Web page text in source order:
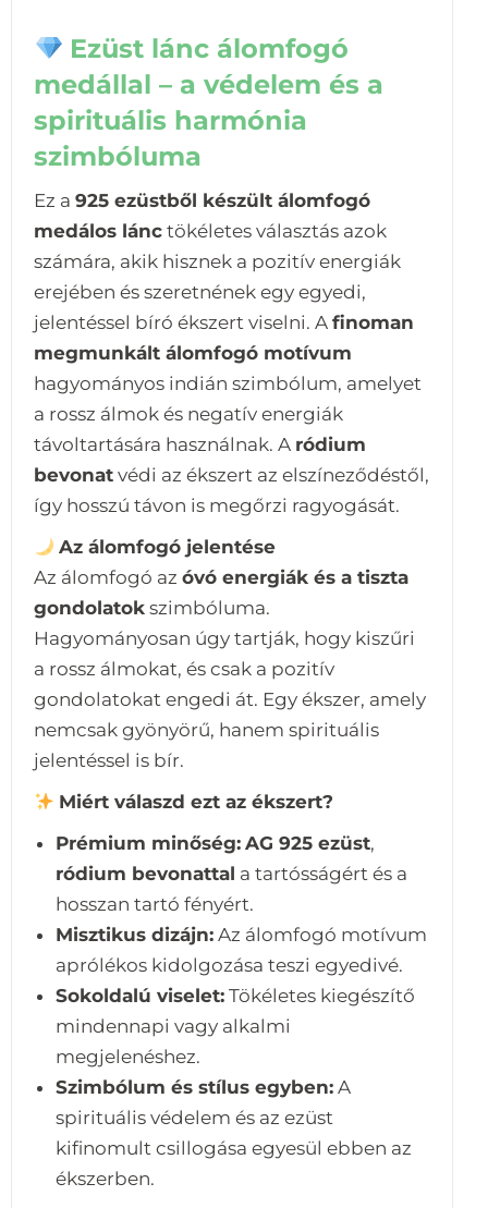
Ezüst lánc álomfogó
medállal – a védelem és a
spirituális harmónia
szimbóluma
Ez a 925 ezüstből készült álomfogó
medálos lánc tökéletes választás azok
számára, akik hisznek a pozitív energiák
erejében és szeretnének egy egyedi,
jelentéssel bíró ékszert viselni. A finoman
megmunkált álomfogó motívum
hagyományos indián szimbólum, amelyet
a rossz álmok és negatív energiák
távoltartására használnak. A ródium
bevonat védi az ékszert az elszíneződéstől,
így hosszú távon is megőrzi ragyogását.
Az álomfogó jelentése
Az álomfogó az óvó energiák és a tiszta
gondolatok szimbóluma.
Hagyományosan úgy tartják, hogy kiszűri
a rossz álmokat, és csak a pozitív
gondolatokat engedi át. Egy ékszer, amely
nemcsak gyönyörű, hanem spirituális
jelentéssel is bír.
Miért válaszd ezt az ékszert?
Prémium minőség: AG 925 ezüst,
ródium bevonattal a tartósságért és a
hosszan tartó fényért.
Misztikus dizájn: Az álomfogó motívum
aprólékos kidolgozása teszi egyedivé.
Sokoldalú viselet: Tökéletes kiegészítő
mindennapi vagy alkalmi
megjelenéshez.
Szimbólum és stílus egyben: A
spirituális védelem és az ezüst
kifinomult csillogása egyesül ebben az
ékszerben.